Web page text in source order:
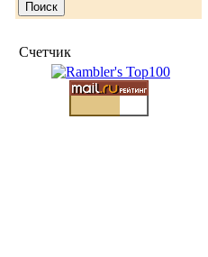
Счетчик